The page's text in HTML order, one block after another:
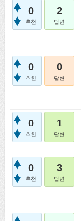
0
추천
2
답변
0
추천
0
답변
0
추천
1
답변
0
추천
3
답변